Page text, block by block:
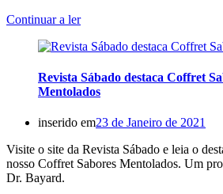
Continuar a ler
Revista Sábado destaca Coffret
Mentolados
inserido em23 de Janeiro de 2021
Visite o site da Revista Sábado e leia o
nosso Coffret Sabores Mentolados. Um
Dr. Bayard.